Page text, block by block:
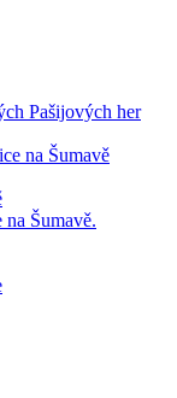
Pašijových her
na Šumavě
Šumavě.